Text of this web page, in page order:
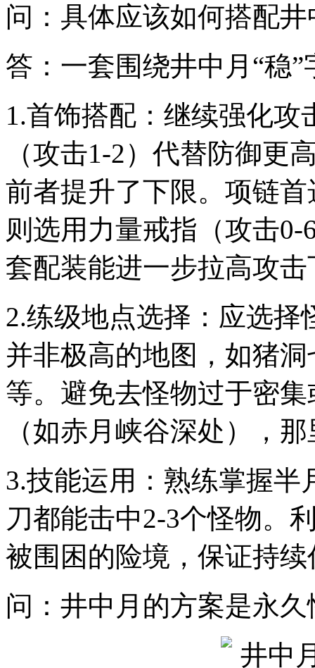
问：具体应该如何搭配
答：一套围绕井中月“稳
1.首饰搭配：继续强化
（攻击1-2）代替防御更
前者提升了下限。项链
则选用力量戒指（攻击
套配装能进一步拉高攻
2.练级地点选择：应选
并非极高的地图，如猪
等。避免去怪物过于密
（如赤月峡谷深处），
3.技能运用：熟练掌握
刀都能击中2-3个怪物。
被围困的险境，保证持
问：井中月的方案是永